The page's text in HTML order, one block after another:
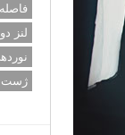
لنز
ژست